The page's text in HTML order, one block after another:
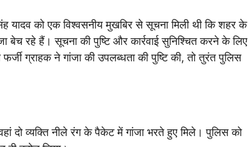
यादव को एक विश्वसनीय मुखबिर से सूचना मिली थी कि शहर के
रहे हैं। सूचना की पुष्टि और कार्रवाई सुनिश्चित करने के लिए
ग्राहक ने गांजा की उपलब्धता की पुष्टि की, तो तुरंत पुलिस
दो व्यक्ति नीले रंग के पैकेट में गांजा भरते हुए मिले। पुलिस को